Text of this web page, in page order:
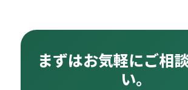
まずはお気軽にご相
い。